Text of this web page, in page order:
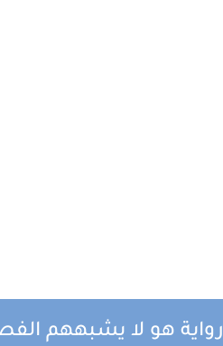
رواية هو لا يشبههم